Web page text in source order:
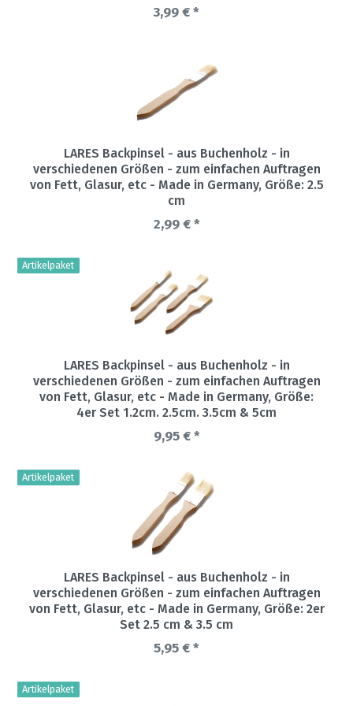
3,99 € *
LARES Backpinsel - aus Buchenholz - in
verschiedenen Größen - zum einfachen Auftragen
von Fett, Glasur, etc - Made in Germany, Größe: 2.5
cm
2,99 € *
Artikelpaket
LARES Backpinsel - aus Buchenholz - in
verschiedenen Größen - zum einfachen Auftragen
von Fett, Glasur, etc - Made in Germany, Größe:
4er Set 1.2cm. 2.5cm. 3.5cm & 5cm
9,95 € *
Artikelpaket
LARES Backpinsel - aus Buchenholz - in
verschiedenen Größen - zum einfachen Auftragen
von Fett, Glasur, etc - Made in Germany, Größe: 2er
Set 2.5 cm & 3.5 cm
5,95 € *
Artikelpaket